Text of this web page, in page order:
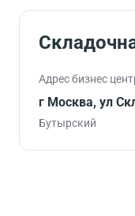
Адрес бизнес
г Москва, ул
Бутырский